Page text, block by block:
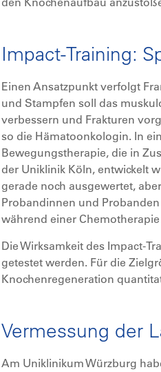
Impact-Training:
Einen Ansatzpunkt verfolgt
und Stampfen soll das
verbessern und Frakturen
so die Hämatoonkologin. In
Bewegungstherapie, die in
der Uniklinik Köln, entwickelt
gerade noch ausgewertet,
Probandinnen und
während einer
Die Wirksamkeit des Impact-
getestet werden. Für die
Knochenregeneration
Vermessung der
Am Uniklinikum Würzburg